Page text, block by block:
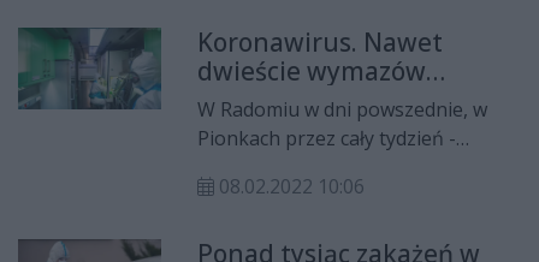
wykryto 722 nowe przypadki
koronawirusa w regionie.
Koronawirus. Nawet
dwieście wymazów
dziennie
W Radomiu w dni powszednie, w
Pionkach przez cały tydzień -
piechoty w Radomiu zapraszają do
poboru wymazów uruchomionych
08.02.2022 10:06
Ponad tysiąc zakażeń w